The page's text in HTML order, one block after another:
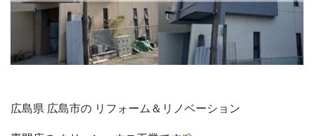
広島県 広島市の リフォーム＆リノベーション